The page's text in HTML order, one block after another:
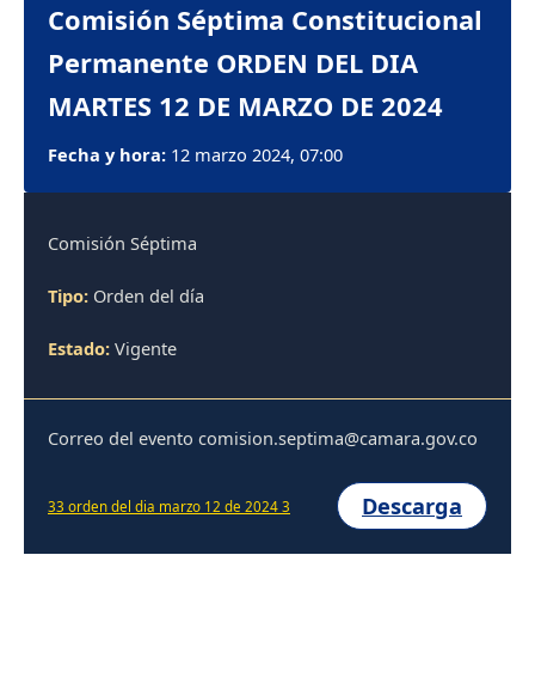
Comisión Séptima Constitucional
Permanente ORDEN DEL DIA
MARTES 12 DE MARZO DE 2024
Fecha y hora: 12 marzo 2024, 07:00
Comisión Séptima
Tipo: Orden del día
Estado: Vigente
Correo del evento comision.septima@camara.gov.co
33 orden del dia marzo 12 de 2024 3 Descarga